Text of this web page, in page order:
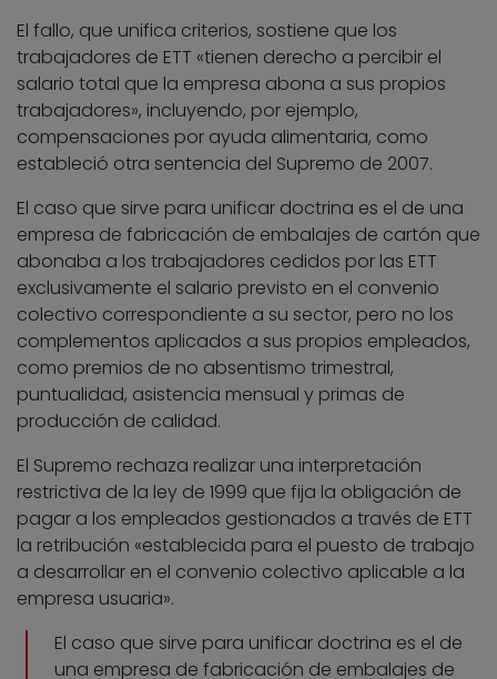
El fallo, que unifica criterios, sostiene que los
trabajadores de ETT «tienen derecho a percibir el
salario total que la empresa abona a sus propios
trabajadores», incluyendo, por ejemplo,
compensaciones por ayuda alimentaria, como
estableció otra sentencia del Supremo de 2007.
El caso que sirve para unificar doctrina es el de una
empresa de fabricación de embalajes de cartón que
abonaba a los trabajadores cedidos por las ETT
exclusivamente el salario previsto en el convenio
colectivo correspondiente a su sector, pero no los
complementos aplicados a sus propios empleados,
como premios de no absentismo trimestral,
puntualidad, asistencia mensual y primas de
producción de calidad.
El Supremo rechaza realizar una interpretación
restrictiva de la ley de 1999 que fija la obligación de
pagar a los empleados gestionados a través de ETT
la retribución «establecida para el puesto de trabajo
a desarrollar en el convenio colectivo aplicable a la
empresa usuaria».
El caso que sirve para unificar doctrina es el de
una empresa de fabricación de embalajes de